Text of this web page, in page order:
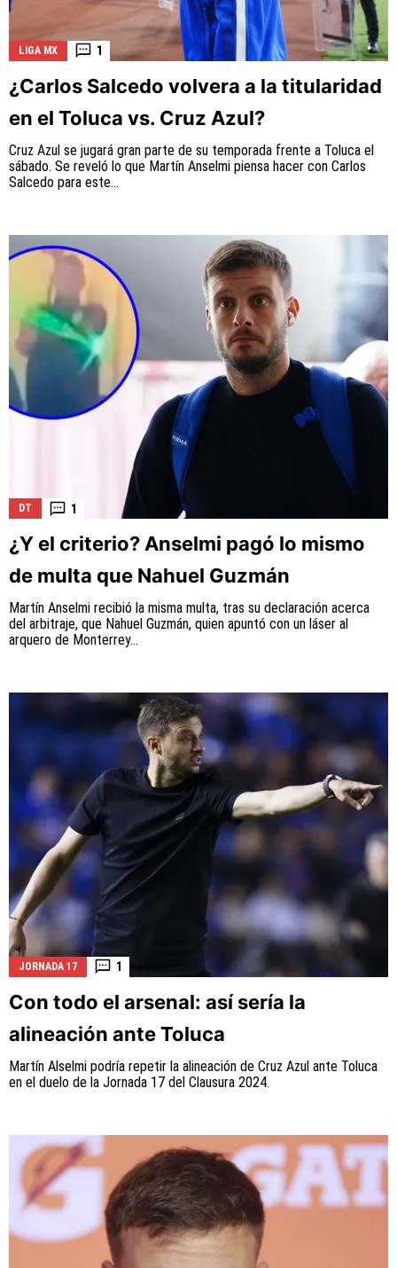
LIGA MX 1
¿Carlos Salcedo volvera a la titularidad
en el Toluca vs. Cruz Azul?
Cruz Azul se jugará gran parte de su temporada frente a Toluca el
sábado. Se reveló lo que Martín Anselmi piensa hacer con Carlos
Salcedo para este...
DT 1
¿Y el criterio? Anselmi pagó lo mismo
de multa que Nahuel Guzmán
Martín Anselmi recibió la misma multa, tras su declaración acerca
del arbitraje, que Nahuel Guzmán, quien apuntó con un láser al
arquero de Monterrey...
JORNADA 17 1
Con todo el arsenal: así sería la
alineación ante Toluca
Martín Alselmi podría repetir la alineación de Cruz Azul ante Toluca
en el duelo de la Jornada 17 del Clausura 2024.